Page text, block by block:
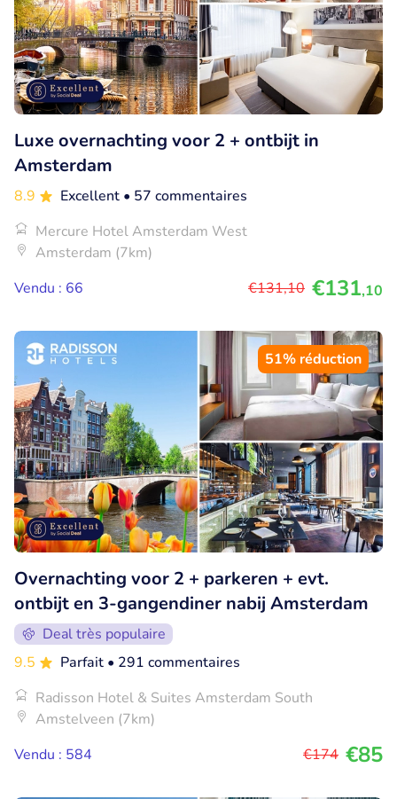
Luxe overnachting voor 2 + ontbijt in
Amsterdam
8.9 Excellent • 57 commentaires
Mercure Hotel Amsterdam West
Amsterdam (7km)
Vendu : 66
€131,10 €131,10
51% réduction
Overnachting voor 2 + parkeren + evt.
ontbijt en 3-gangendiner nabij Amsterdam
Deal très populaire
9.5
Parfait • 291 commentaires
Radisson Hotel & Suites Amsterdam South
Amstelveen (7km)
Vendu : 584
€174 €85